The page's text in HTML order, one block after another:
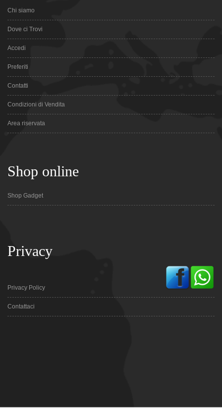
Chi siamo
Dove ci Trovi
Accedi
Preferiti
Contatti
Condizioni di Vendita
Area riservata
Shop online
Shop Gadget
Privacy
Privacy Policy
Contattaci